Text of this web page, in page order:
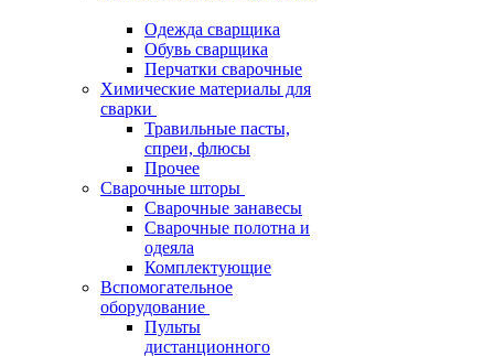
Одежда сварщика
Обувь сварщика
Перчатки сварочные
Химические материалы для
сварки
Травильные пасты,
спреи, флюсы
Прочее
Сварочные шторы
Сварочные занавесы
Сварочные полотна и
одеяла
Комплектующие
Вспомогательное
оборудование
Пульты
дистанционного